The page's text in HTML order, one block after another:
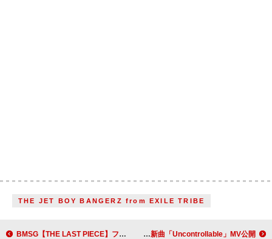
THE JET BOY BANGERZ from EXILE TRIBE
BMSG【THE LAST PIECE】ファイナリスト10名の軌跡をまとめた動画公開 さとみ（すとぷり）、葛藤＆反抗心を深く掘り下げた新曲「Uncontrollable」MV公開